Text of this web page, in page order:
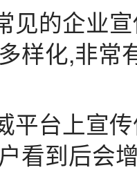
见的企业
样化,非常
平台上宣
看到后会